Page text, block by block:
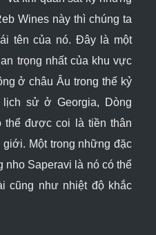
Wines này thì chúng ta
tên của nó. Đây là một
trọng nhất của khu vực
ở châu Âu trong thế kỷ
sử ở Georgia, Dòng
thể được coi là tiền thân
Một trong những đặc
nho Saperavi là nó có thể
cũng như nhiệt độ khắc